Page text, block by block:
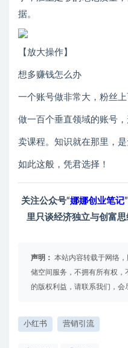
据。
【放大操作】
想多赚钱怎么办
一个账号做非常大，粉丝
做一百个垂直领域的账号
卖课程。知识就在那里，
如此这般，凭君选择！
关注公众号“娜娜创业笔记
里只谈经济独立与创富思
声明： 本站内容转载于网络
储空间服务，不拥有所有权
的版权利益，请联系我们，会
小红书 营销引流